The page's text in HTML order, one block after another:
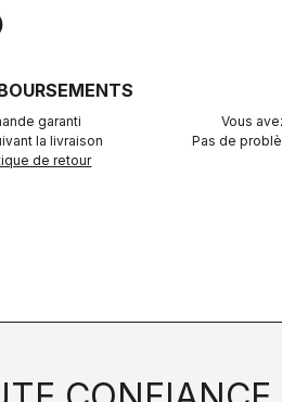
garanti
la livraison
de retour
Vous
Pas de